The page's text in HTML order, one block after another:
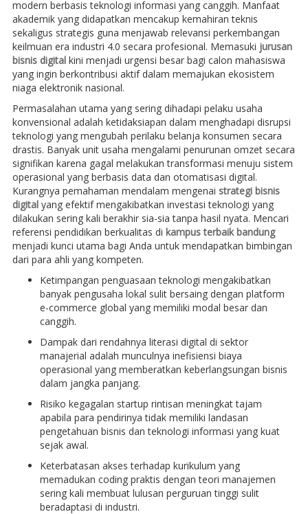
modern berbasis teknologi informasi yang canggih. Manfaat
akademik yang didapatkan mencakup kemahiran teknis
sekaligus strategis guna menjawab relevansi perkembangan
keilmuan era industri 4.0 secara profesional. Memasuki jurusan
bisnis digitalkini menjadi urgensi besar bagi calon mahasiswa
yang ingin berkontribusi aktif dalam memajukan ekosistem
niaga elektronik nasional.
Permasalahan utama yang sering dihadapi pelaku usaha
konvensional adalah ketidaksiapan dalam menghadapi disrupsi
teknologi yang mengubah perilaku belanja konsumen secara
drastis. Banyak unit usaha mengalami penurunan omzet secara
signifikan karena gagal melakukan transformasi menuju sistem
operasional yang berbasis data dan otomatisasi digital.
Kurangnya pemahaman mendalam mengenai strategi bisnis
digitalyang efektif mengakibatkan investasi teknologi yang
dilakukan sering kali berakhir sia-sia tanpa hasil nyata. Mencari
referensi pendidikan berkualitas di kampus terbaik bandung
menjadi kunci utama bagi Anda untuk mendapatkan bimbingan
dari para ahli yang kompeten.
Ketimpangan penguasaan teknologi mengakibatkan
banyak pengusaha lokal sulit bersaing dengan platform
e-commerce global yang memiliki modal besar dan
canggih.
Dampak dari rendahnya literasi digital di sektor
manajerial adalah munculnya inefisiensi biaya
operasional yang memberatkan keberlangsungan bisnis
dalam jangka panjang.
Risiko kegagalan startup rintisan meningkat tajam
apabila para pendirinya tidak memiliki landasan
pengetahuan bisnis dan teknologi informasi yang kuat
sejak awal.
Keterbatasan akses terhadap kurikulum yang
memadukan coding praktis dengan teori manajemen
sering kali membuat lulusan perguruan tinggi sulit
beradaptasi di industri.